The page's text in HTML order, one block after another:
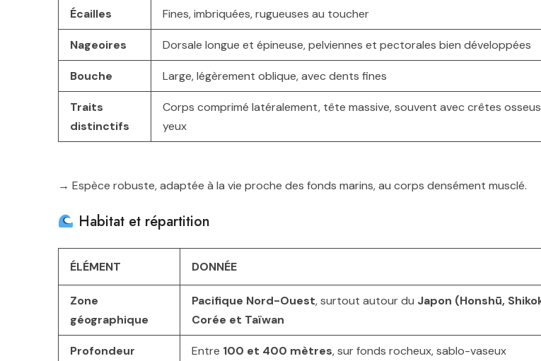
Écailles Fines, imbriquées, rugueuses au toucher
Nageoires Dorsale longue et épineuse, pelviennes et pectorales bien développées
Bouche Large, légèrement oblique, avec dents fines
Traits
distinctifs
Corps comprimé latéralement, tête massive, souvent avec crêtes
yeux
→ Espèce robuste, adaptée à la vie proche des fonds marins, au corps densément musclé.
Habitat et répartition
ÉLÉMENT DONNÉE
Zone
géographique
Pacifique Nord-Ouest, surtout autour du Japon (Honshū,
Corée et Taïwan
Profondeur Entre 100 et 400 mètres, sur fonds rocheux, sablo-vaseux